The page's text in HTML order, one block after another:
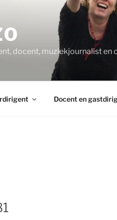
docent, muziekjournalist en
Docent en